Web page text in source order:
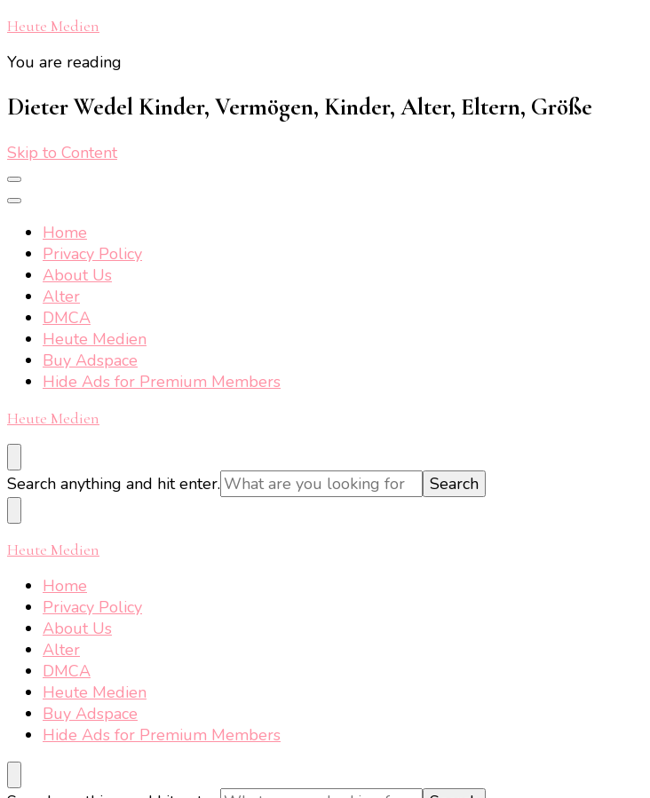
Heute Medien
You are reading
Dieter Wedel Kinder, Vermögen, Kinder, Alter, Eltern, Größe
Skip to Content
Home
Privacy Policy
About Us
Alter
DMCA
Heute Medien
Buy Adspace
Hide Ads for Premium Members
Heute Medien
Looking
for
Something?
Search anything and hit enter.
Heute Medien
Home
Privacy Policy
About Us
Alter
DMCA
Heute Medien
Buy Adspace
Hide Ads for Premium Members